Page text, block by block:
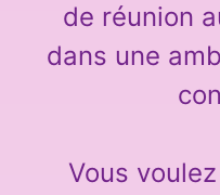
de réunion
dans une
Vous